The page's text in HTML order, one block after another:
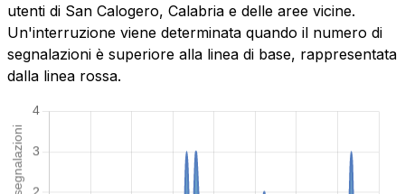
utenti di San Calogero, Calabria e delle aree vicine.
Un'interruzione viene determinata quando il numero di
segnalazioni è superiore alla linea di base, rappresentata
dalla linea rossa.